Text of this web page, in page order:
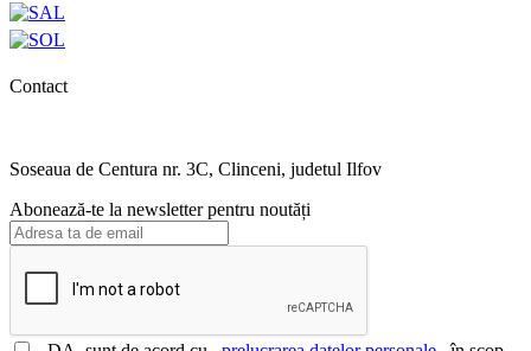
Contact
Soseaua de Centura nr. 3C, Clinceni, judetul Ilfov
Abonează-te la newsletter pentru noutăți